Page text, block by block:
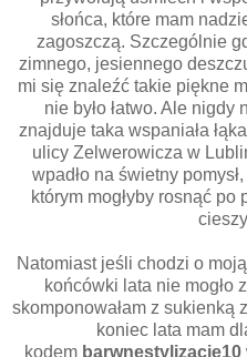
słońca, które mam
zagoszczą. Szczególnie
zimnego, jesiennego
mi się znaleźć takie piękne
nie było łatwo. Ale
znajduje taka wspaniała
ulicy Zelwerowicza w
wpadło na świetny
którym mogłyby rosnąć po
Natomiast jeśli chodzi o
końcówki lata nie mogło
skomponowałam z sukienką z
koniec lata mam
kodem barwnestylizacje10